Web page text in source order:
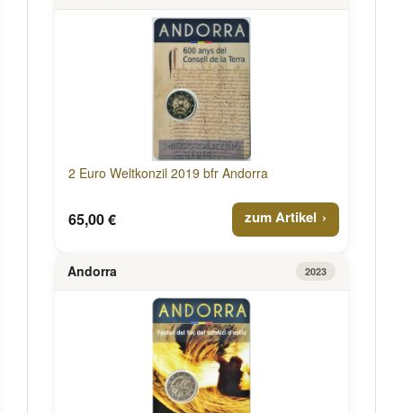
2 Euro Weltkonzil 2019 bfr Andorra
65,00 € zum Artikel
Andorra 2023